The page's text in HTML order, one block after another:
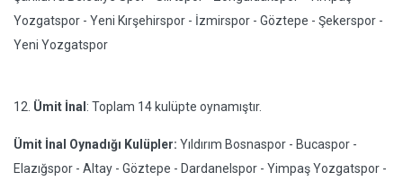
Yozgatspor - Yeni Kırşehirspor - İzmirspor - Göztepe - Şekerspor -
Yeni Yozgatspor
12. Ümit İnal : Toplam 14 kulüpte oynamıştır.
Ümit İnal Oynadığı Kulüpler: Yıldırım Bosnaspor - Bucaspor -
Elazığspor - Altay - Göztepe - Dardanelspor - Yimpaş Yozgatspor -